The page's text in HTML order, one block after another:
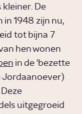
De
1948 zijn nu,
tot bijna 7
hen wonen
in de 'bezette
Jordaanoever)
uitgegroeid